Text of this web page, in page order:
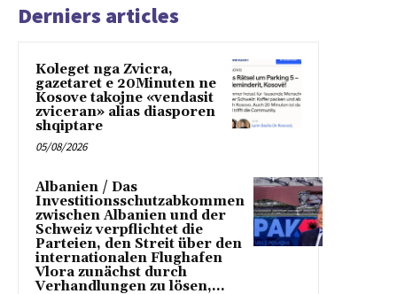
Derniers articles
Koleget nga Zvicra,
gazetaret e 20Minuten ne
Kosove takojne «vendasit
zviceran» alias diasporen
shqiptare
05/08/2026
Albanien / Das
Investitionsschutzabkommen
zwischen Albanien und der
Schweiz verpflichtet die
Parteien, den Streit über den
internationalen Flughafen
Vlora zunächst durch
Verhandlungen zu lösen,...